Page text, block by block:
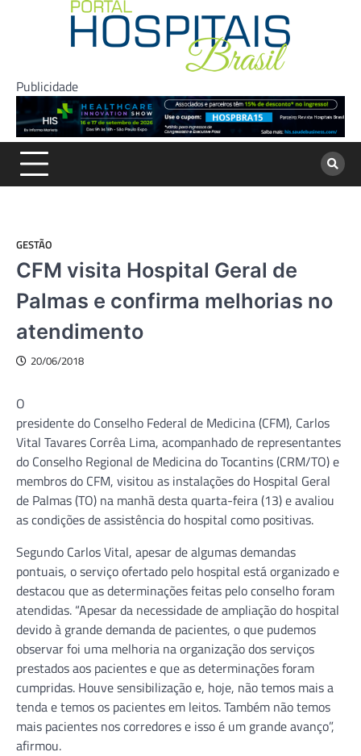
Publicidade
GESTÃO
CFM visita Hospital Geral de
Palmas e confirma melhorias no
atendimento
20/06/2018
O
presidente do Conselho Federal de Medicina (CFM), Carlos
Vital Tavares Corrêa Lima, acompanhado de representantes
do Conselho Regional de Medicina do Tocantins (CRM/TO) e
membros do CFM, visitou as instalações do Hospital Geral
de Palmas (TO) na manhã desta quarta-feira (13) e avaliou
as condições de assistência do hospital como positivas.
Segundo Carlos Vital, apesar de algumas demandas
pontuais, o serviço ofertado pelo hospital está organizado e
destacou que as determinações feitas pelo conselho foram
atendidas. “Apesar da necessidade de ampliação do hospital
devido à grande demanda de pacientes, o que pudemos
observar foi uma melhoria na organização dos serviços
prestados aos pacientes e que as determinações foram
cumpridas. Houve sensibilização e, hoje, não temos mais a
tenda e temos os pacientes em leitos. Também não temos
mais pacientes nos corredores e isso é um grande avanço”,
afirmou.